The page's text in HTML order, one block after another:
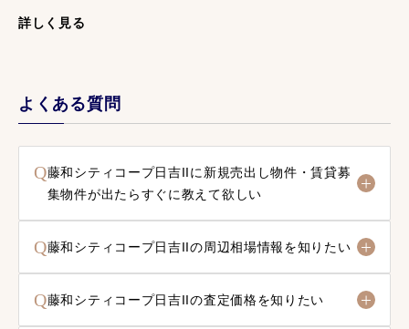
詳しく見る
よくある質問
Q藤和シティコープ日吉IIに新規売出し物件・賃貸募
集物件が出たらすぐに教えて欲しい
Q藤和シティコープ日吉IIの周辺相場情報を知りたい
Q藤和シティコープ日吉IIの査定価格を知りたい